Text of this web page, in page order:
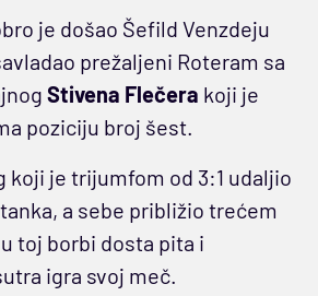
je došao Šefild Venzdeju
prežaljeni Roteram sa
Stivena Flečera koji je
poziciju broj šest.
koji je trijumfom od 3:1 udaljio
a sebe približio trećem
toj borbi dosta pita i
igra svoj meč.